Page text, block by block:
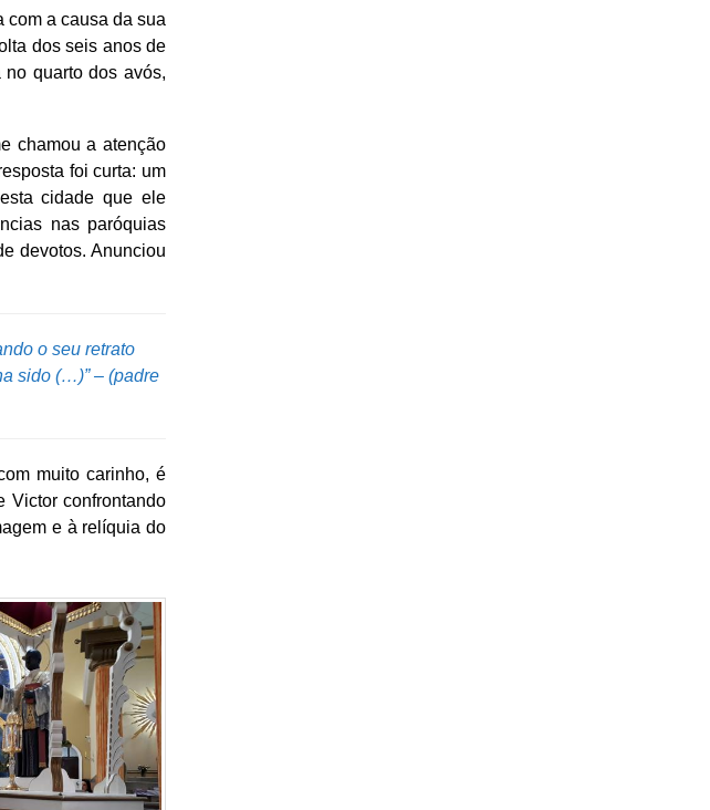
com a causa da sua
dos seis anos de
quarto dos avós,
chamou a atenção
foi curta: um
cidade que ele
nas paróquias
devotos. Anunciou
o seu retrato
sido (…)” – (padre
muito carinho, é
Victor confrontando
e à relíquia do